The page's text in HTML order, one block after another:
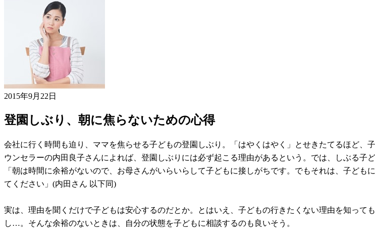
2015年9月22日
登園しぶり、朝に焦らないための心得
会社に行く時間も迫り、ママを焦らせる子どもの登園しぶり。「はやくはやく」とせきたてるほど
ウンセラーの内田良子さんによれば、登園しぶりには必ず起こる理由があるという。では、しぶる子
「朝は時間に余裕がないので、お母さんがいらいらして子どもに接しがちです。でもそれは、子ど
てください」(内田さん 以下同)
実は、理由を聞くだけで子どもは安心するのだとか。とはいえ、子どもの行きたくない理由を知っ
し…。そんな余裕のないときは、自分の状態を子どもに相談するのも良いそう。